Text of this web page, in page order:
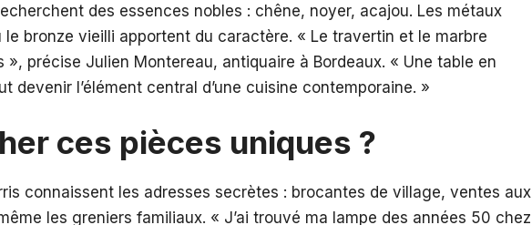
des essences nobles : chêne, noyer, acajou. Les métaux
le bronze vieilli apportent du caractère. « Le travertin et le marbre
», précise Julien Montereau, antiquaire à Bordeaux. « Une table en
devenir l’élément central d’une cuisine contemporaine. »
ces pièces uniques ?
connaissent les adresses secrètes : brocantes de village, ventes aux
les greniers familiaux. « J’ai trouvé ma lampe des années 50 chez